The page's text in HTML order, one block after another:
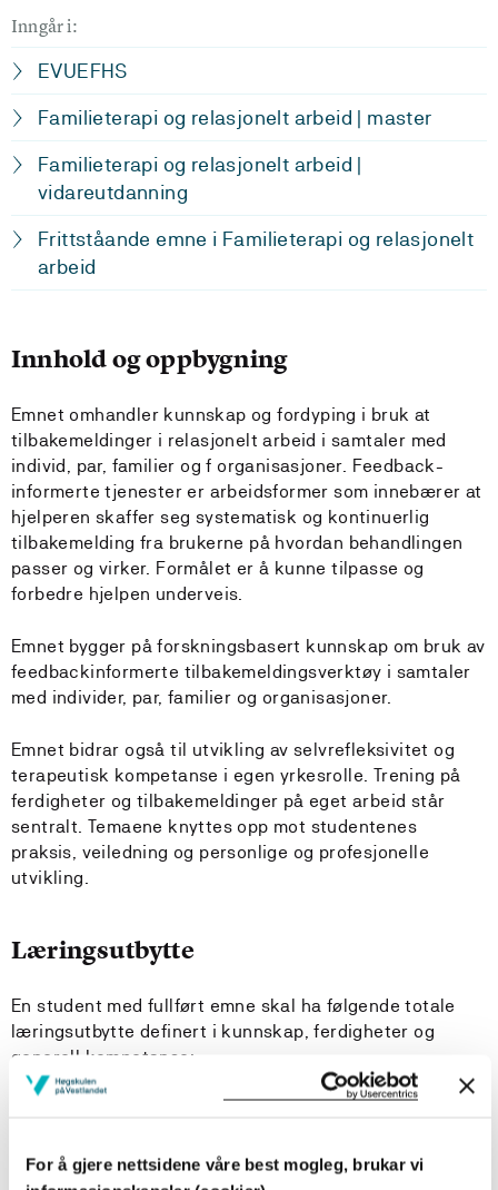
For å gjere nettsidene våre best mogleg, brukar vi
Inngår i:
EVUEFHS
Familieterapi og relasjonelt arbeid | master
Familieterapi og relasjonelt arbeid |
vidareutdanning
Frittståande emne i Familieterapi og relasjonelt
arbeid
Innhold og oppbygning
Emnet omhandler kunnskap og fordyping i bruk at
tilbakemeldinger i relasjonelt arbeid i samtaler med
individ, par, familier og f organisasjoner. Feedback-
informerte tjenester er arbeidsformer som innebærer at
hjelperen skaffer seg systematisk og kontinuerlig
tilbakemelding fra brukerne på hvordan behandlingen
passer og virker. Formålet er å kunne tilpasse og
forbedre hjelpen underveis.
Emnet bygger på forskningsbasert kunnskap om bruk av
feedbackinformerte tilbakemeldingsverktøy i samtaler
med individer, par, familier og organisasjoner.
Emnet bidrar også til utvikling av selvrefleksivitet og
terapeutisk kompetanse i egen yrkesrolle. Trening på
ferdigheter og tilbakemeldinger på eget arbeid står
sentralt. Temaene knyttes opp mot studentenes
praksis, veiledning og personlige og profesjonelle
utvikling.
Læringsutbytte
En student med fullført emne skal ha følgende totale
læringsutbytte definert i kunnskap, ferdigheter og
generell kompetanse:
kan analysere og kritisk drøfte bruk av